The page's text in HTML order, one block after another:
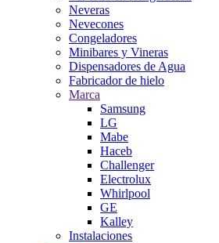
Neveras
Nevecones
Congeladores
Minibares y Vineras
Dispensadores de Agua
Fabricador de hielo
Marca
Samsung
LG
Mabe
Haceb
Challenger
Electrolux
Whirlpool
GE
Kalley
Instalaciones